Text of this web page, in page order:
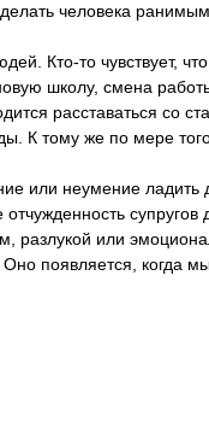
человека
Кто-то чувствует,
школу, смена
расставаться со
К тому же по мере
или неумение ладить
разлукой или
появляется, когда